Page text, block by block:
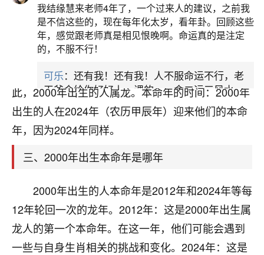
2000年出生的人的本命年是2024年。以下是关
于本命年的详细解释：本命年的定义：根据中国的
传统文化，本命年是指与出生年份相同的生肖年。
2000年的生肖：2000年为农历庚辰年，属龙。因
此，2000年出生的人属龙。本命年的时间：2000年
出生的人在2024年（农历甲辰年）迎来他们的本命
年，因为2024年同样。
三、2000年出生本命年是哪年
2000年出生的人本命年是2012年和2024年等每
12年轮回一次的龙年。2012年：这是2000年出生属
龙人的第一个本命年。在这一年，他们可能会遇到
一些与自身生肖相关的挑战和变化。2024年：这是
我结缘慧来老师4年了，一个过来人的建议，之前我
是不信这些的，现在每年化太岁，看年卦。回顾这些
年，感觉跟老师真是相见恨晚啊。命运真的是注定
的，不服不行！
可乐：还有我！还有我！人不服命运不行，老
天爷会给你好好上一课的。一命二运三风水，
哪样不服都不行！
平安是福：我也是每年找老师化太岁，看年
卦，认识老师3年了，都是缘分啊！
17分钟前 来自湖北
心若莲花
我是做餐饮的，这两年，生意屡屡受挫，店开一家关
一家，要么生意不好，生意好的就出事。前些年攒的
家底快败光了，真是倒霉！我也想找人看看到底怎么
回事？